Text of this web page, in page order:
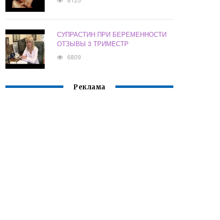
СУПРАСТИН ПРИ БЕРЕМЕННОСТИ
ОТЗЫВЫ 3 ТРИМЕСТР
6809
Реклама